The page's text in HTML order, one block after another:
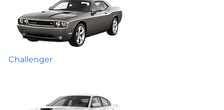
Challenger